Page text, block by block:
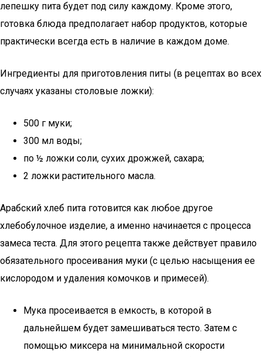
лепешку пита будет под силу каждому. Кроме этого,
готовка блюда предполагает набор продуктов, которые
практически всегда есть в наличие в каждом доме.
Ингредиенты для приготовления питы (в рецептах во всех
случаях указаны столовые ложки):
500 г муки;
300 мл воды;
по ½ ложки соли, сухих дрожжей, сахара;
2 ложки растительного масла.
Арабский хлеб пита готовится как любое другое
хлебобулочное изделие, а именно начинается с процесса
замеса теста. Для этого рецепта также действует правило
обязательного просеивания муки (с целью насыщения ее
кислородом и удаления комочков и примесей).
Мука просеивается в емкость, в которой в
дальнейшем будет замешиваться тесто. Затем с
помощью миксера на минимальной скорости